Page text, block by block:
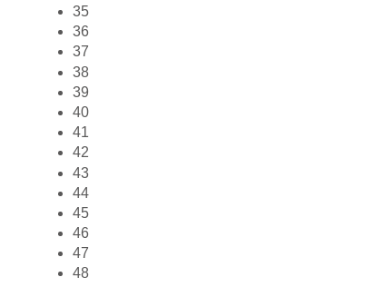
35
36
37
38
39
40
41
42
43
44
45
46
47
48